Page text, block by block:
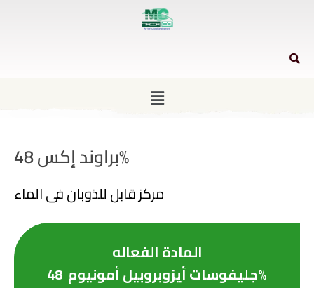
براوند إكس 48%
المادة الفعاله
جليفوسات أيزوبروبيل أمونيوم 48%